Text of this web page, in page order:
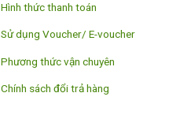
Hình thức thanh toán
Sử dụng Voucher/ E-voucher
Phương thức vận chuyên
Chính sách đổi trả hàng